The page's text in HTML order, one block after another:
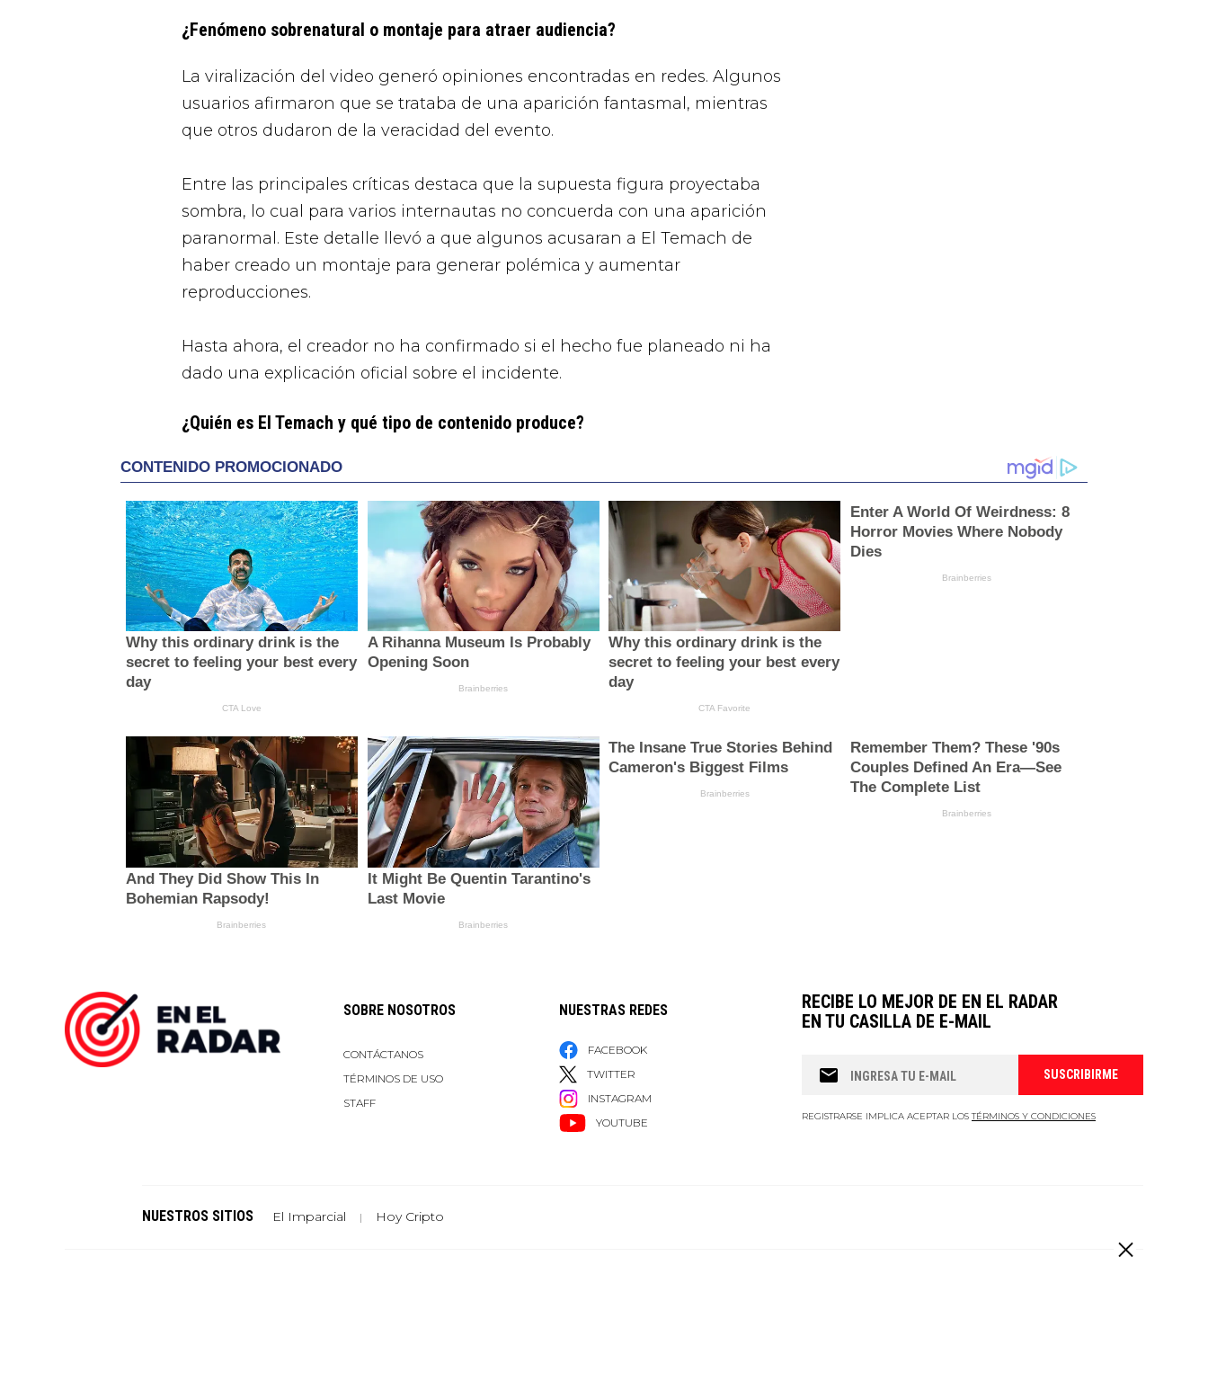
¿Fenómeno sobrenatural o montaje para atraer audiencia?
La viralización del video generó opiniones encontradas en redes. Algunos
usuarios afirmaron que se trataba de una aparición fantasmal, mientras
que otros dudaron de la veracidad del evento.
Entre las principales críticas destaca que la supuesta figura proyectaba
sombra, lo cual para varios internautas no concuerda con una aparición
paranormal. Este detalle llevó a que algunos acusaran a El Temach de
haber creado un montaje para generar polémica y aumentar
reproducciones.
Hasta ahora, el creador no ha confirmado si el hecho fue planeado ni ha
dado una explicación oficial sobre el incidente.
¿Quién es El Temach y qué tipo de contenido produce?
SOBRE NOSOTROS
CONTÁCTANOS
TÉRMINOS DE USO
STAFF
NUESTRAS REDES
FACEBOOK
TWITTER
INSTAGRAM
YOUTUBE
RECIBE LO MEJOR DE EN EL RADAR
EN TU CASILLA DE E-MAIL
REGISTRARSE IMPLICA ACEPTAR LOS TÉRMINOS Y CONDICIONES
NUESTROS SITIOS El Imparcial | Hoy Cripto